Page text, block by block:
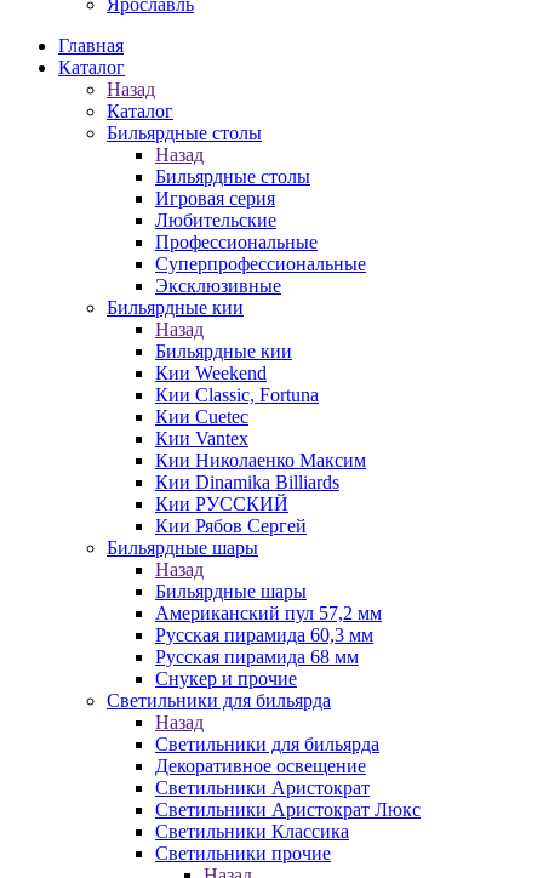
Ярославль
Главная
Каталог
Назад
Каталог
Бильярдные столы
Назад
Бильярдные столы
Игровая серия
Любительские
Профессиональные
Суперпрофессиональные
Эксклюзивные
Бильярдные кии
Назад
Бильярдные кии
Кии Weekend
Кии Classic, Fortuna
Кии Cuetec
Кии Vantex
Кии Николаенко Максим
Кии Dinamika Billiards
Кии РУССКИЙ
Кии Рябов Сергей
Бильярдные шары
Назад
Бильярдные шары
Американский пул 57,2 мм
Русская пирамида 60,3 мм
Русская пирамида 68 мм
Снукер и прочие
Светильники для бильярда
Назад
Светильники для бильярда
Декоративное освещение
Светильники Аристократ
Светильники Аристократ Люкс
Светильники Классика
Светильники прочие